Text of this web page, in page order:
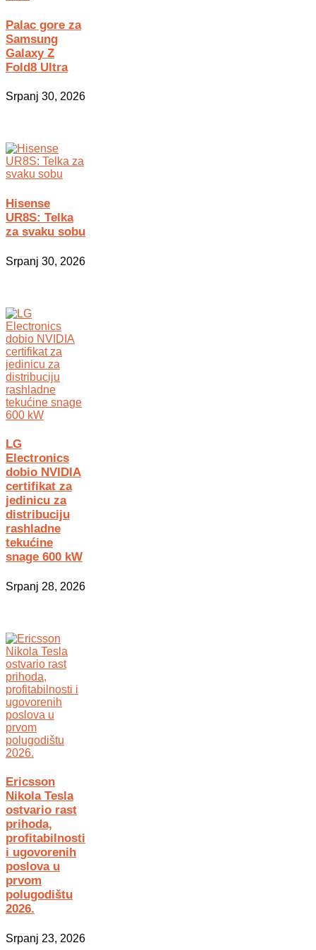
Palac gore za
Samsung
Galaxy Z
Fold8 Ultra
Srpanj 30, 2026
Hisense
UR8S: Telka
za svaku sobu
Srpanj 30, 2026
LG
Electronics
dobio NVIDIA
certifikat za
jedinicu za
distribuciju
rashladne
tekućine
snage 600 kW
Srpanj 28, 2026
Ericsson
Nikola Tesla
ostvario rast
prihoda,
profitabilnosti
i ugovorenih
poslova u
prvom
polugodištu
2026.
Srpanj 23, 2026